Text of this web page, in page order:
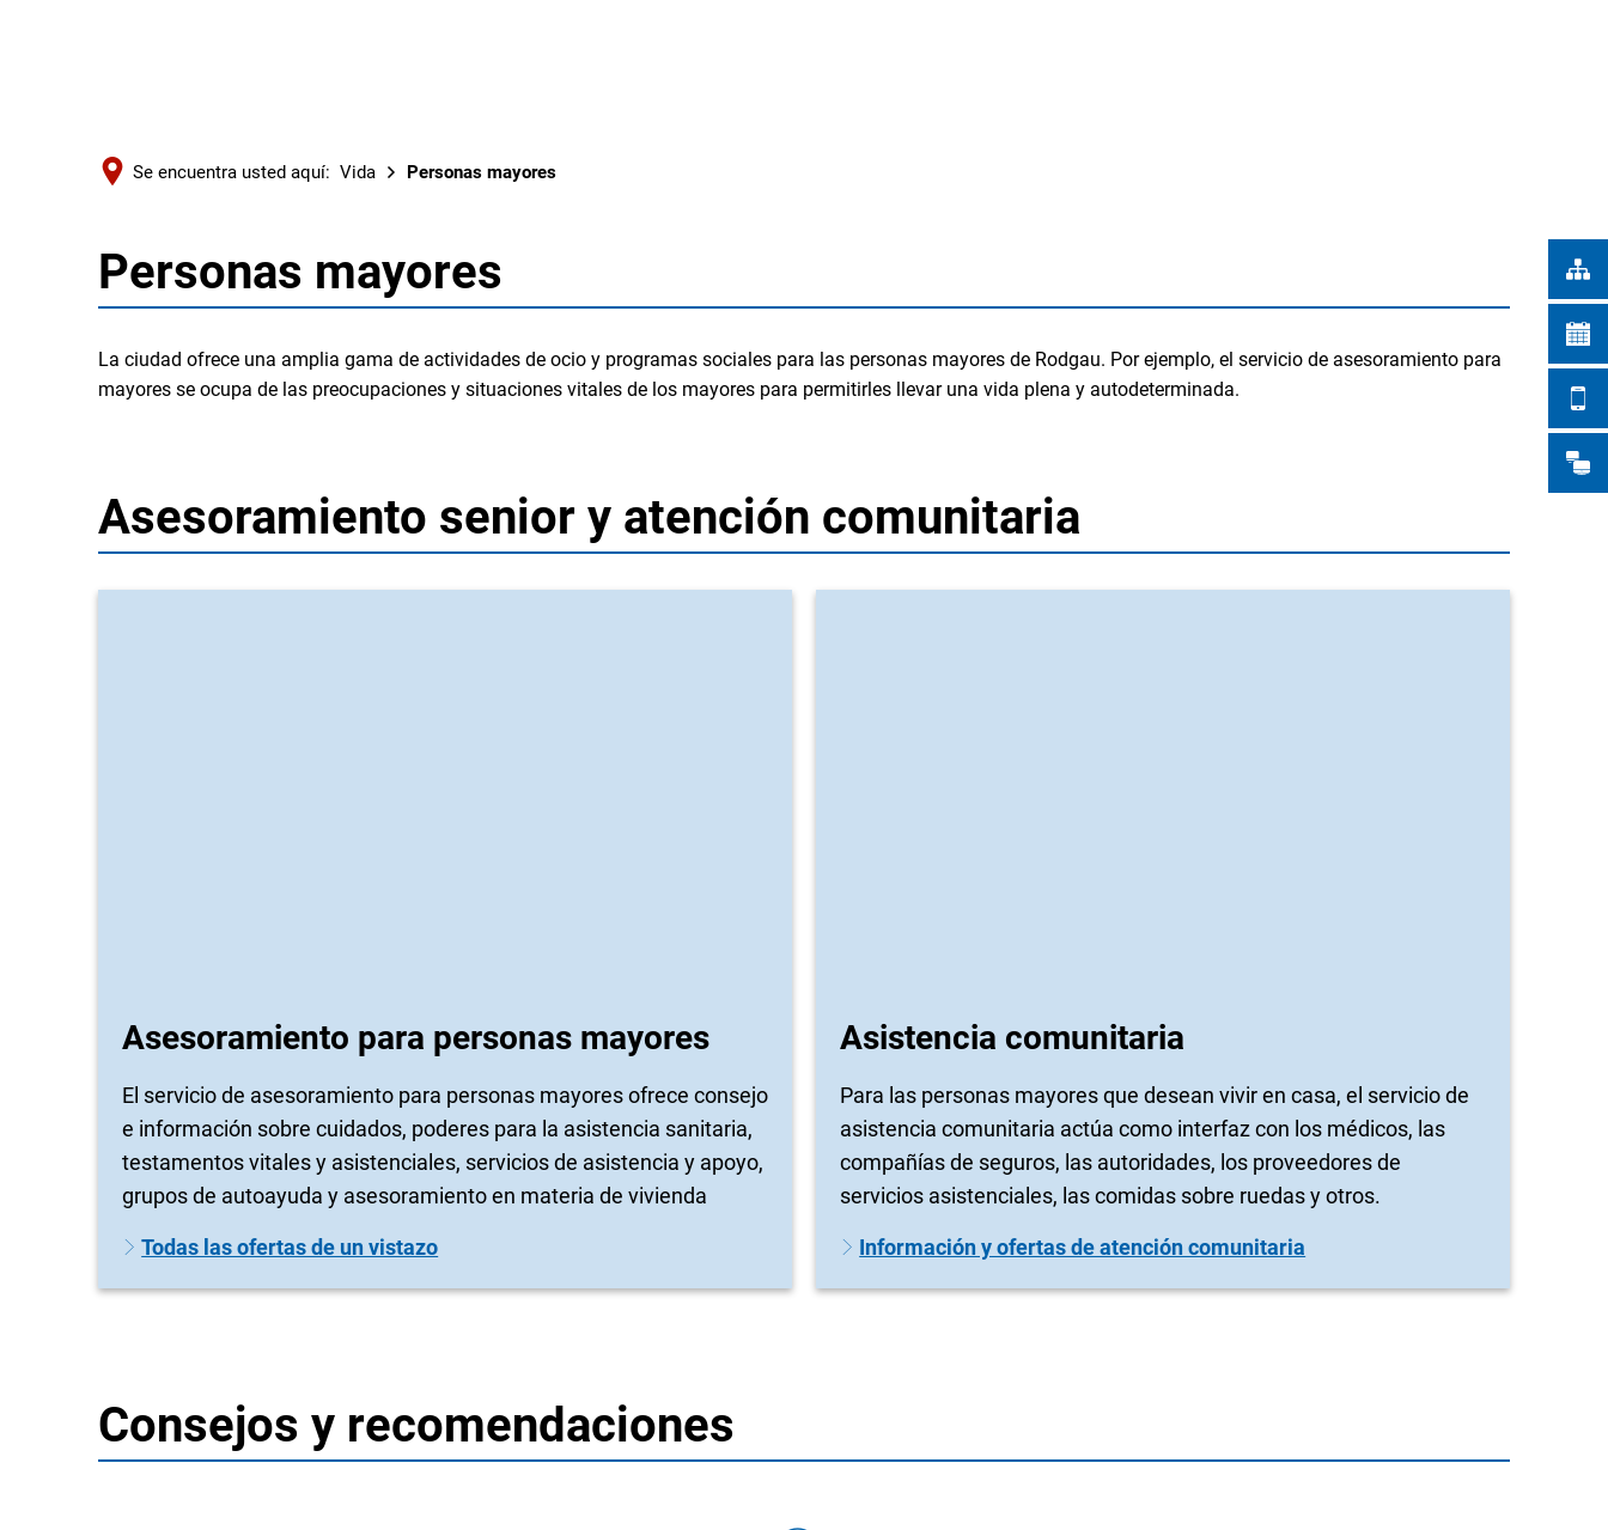
Se encuentra usted aquí: Vida Personas mayores
Personas
mayores
Personas mayores
La ciudad ofrece una amplia gama de actividades de ocio y programas sociales para las personas mayores de Rodgau. Por ejemplo, el servicio de asesoramiento para
mayores se ocupa de las preocupaciones y situaciones vitales de los mayores para permitirles llevar una vida plena y autodeterminada.
Asesoramiento senior y atención comunitaria
Asesoramiento para personas mayores
El servicio de asesoramiento para personas mayores ofrece consejo
e información sobre cuidados, poderes para la asistencia sanitaria,
testamentos vitales y asistenciales, servicios de asistencia y apoyo,
grupos de autoayuda y asesoramiento en materia de vivienda
Todas las ofertas de un vistazo
Asistencia comunitaria
Para las personas mayores que desean vivir en casa, el servicio de
asistencia comunitaria actúa como interfaz con los médicos, las
compañías de seguros, las autoridades, los proveedores de
servicios asistenciales, las comidas sobre ruedas y otros.
Información y ofertas de atención comunitaria
Consejos y recomendaciones